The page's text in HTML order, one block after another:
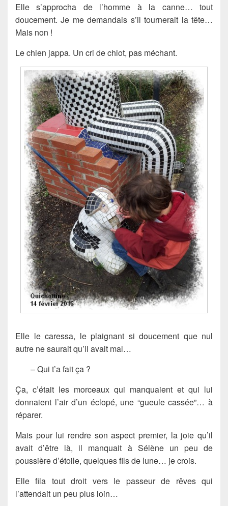
Elle s’approcha de l’homme à la canne… tout
doucement. Je me demandais s’il tournerait la tête…
Mais non !
Le chien jappa. Un cri de chiot, pas méchant.
Elle le caressa, le plaignant si doucement que nul
autre ne saurait qu’il avait mal…
– Qui t’a fait ça ?
Ça, c’était les morceaux qui manquaient et qui lui
donnaient l’air d’un éclopé, une “gueule cassée”… à
réparer.
Mais pour lui rendre son aspect premier, la joie qu’il
avait d’être là, il manquait à Sélène un peu de
poussière d’étoile, quelques fils de lune… je crois.
Elle fila tout droit vers le passeur de rêves qui
l’attendait un peu plus loin…